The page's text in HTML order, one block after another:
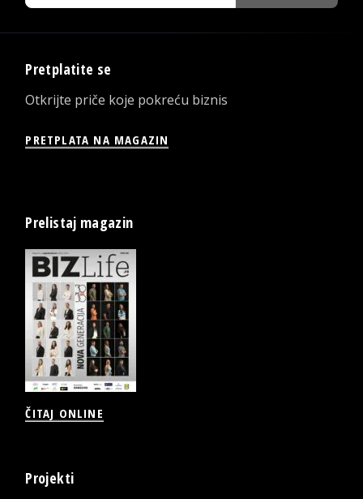
Pretplatite se
Otkrijte priče koje pokreću biznis
PRETPLATA NA MAGAZIN
Prelistaj magazin
ČITAJ ONLINE
Projekti